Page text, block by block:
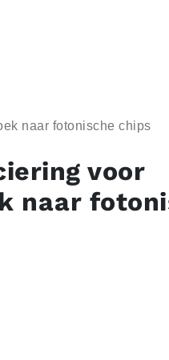
naar fotonische chips
voor
naar